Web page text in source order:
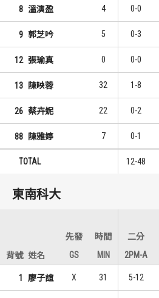
8 溫演盈 4 0-0
9 郭芝吟 5 0-3
12 張瑜真 0 0-0
13 陳映蓉 32 1-8
26 蔡卉妮 22 0-2
88 陳雅婷 7 0-1
TOTAL 12-48
東南科大
先發
時間 二分
背號 姓名 GS MIN 2PM-A
1 廖子誼 X 31 5-12